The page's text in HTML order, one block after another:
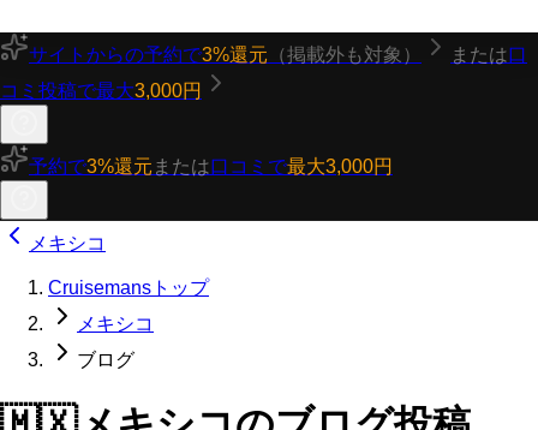
サイトからの予約で3%還元 （掲載外も対象） または口
コミ投稿で最大3,000円
予約で3%還元 または口コミで最大3,000円
メキシコ
Cruisemansトップ
メキシコ
ブログ